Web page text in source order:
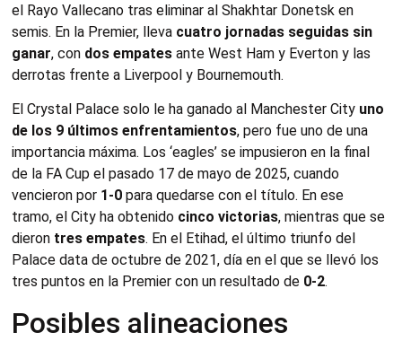
el Rayo Vallecano tras eliminar al Shakhtar Donetsk en
semis. En la Premier, lleva cuatro jornadas seguidas sin
ganar, con dos empates ante West Ham y Everton y las
derrotas frente a Liverpool y Bournemouth.
El Crystal Palace solo le ha ganado al Manchester City uno
de los 9 últimos enfrentamientos, pero fue uno de una
importancia máxima. Los ‘eagles’ se impusieron en la final
de la FA Cup el pasado 17 de mayo de 2025, cuando
vencieron por 1-0 para quedarse con el título. En ese
tramo, el City ha obtenido cinco victorias, mientras que se
dieron tres empates. En el Etihad, el último triunfo del
Palace data de octubre de 2021, día en el que se llevó los
tres puntos en la Premier con un resultado de 0-2.
Posibles alineaciones